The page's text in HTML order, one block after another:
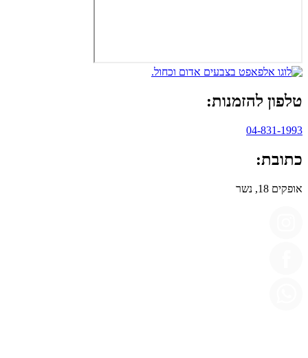
טלפון להזמנות:
04-831-1993
כתובת:
אופקים 18, נשר